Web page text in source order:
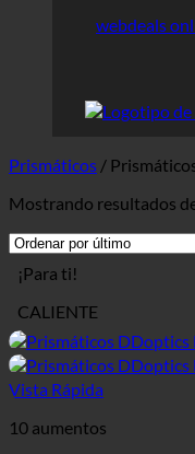
webdeals
Prismáticos /
Mostrando resultados
¡Para ti!
CALIENTE
Vista Rápida
10 aumentos